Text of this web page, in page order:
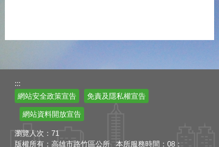
:::
網站安全政策宣告
免責及隱私權宣告
網站資料開放宣告
瀏覽人次： 71
版權所有：高雄市路竹區公所 本所服務時間：08：